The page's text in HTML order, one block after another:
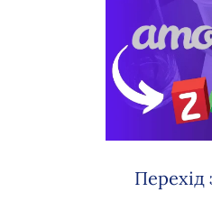
Перехід